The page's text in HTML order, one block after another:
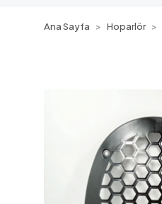
Ana Sayfa Hoparlör